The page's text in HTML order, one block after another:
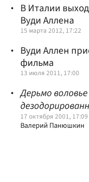
В Италии
Вуди Аллена
15 марта 2012, 17:22
Вуди Аллен
фильма
13 июля 2011, 17:00
Дерьмо
17 октября 2001, 17:09
Валерий Панюшкин